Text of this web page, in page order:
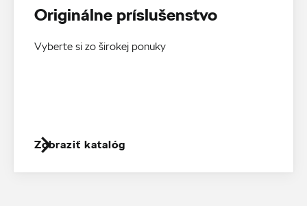
Originálne príslušenstvo
Vyberte si zo širokej ponuky
Zobraziť katalóg